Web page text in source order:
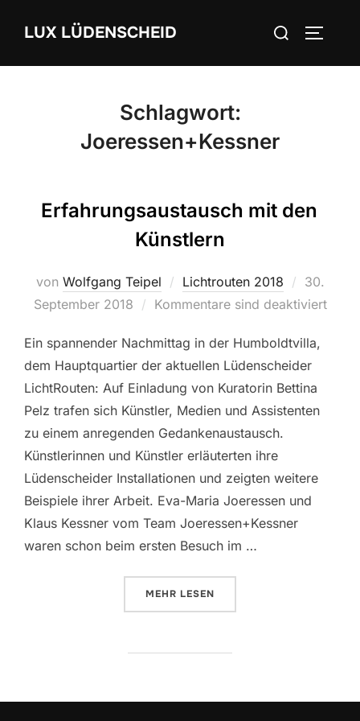
InhaltLUX LÜDENSCHEID
Suchen
Schlagwort:
Joeressen+Kessner
Erfahrungsaustausch mit den
Künstlern
von Wolfgang Teipel Lichtrouten 2018
am
30.
September 2018
Kommentare sind deaktiviert
Ein spannender Nachmittag in der Humboldtvilla,
dem Hauptquartier der aktuellen Lüdenscheider
LichtRouten: Auf Einladung von Kuratorin Bettina
Pelz trafen sich Künstler, Medien und Assistenten
zu einem anregenden Gedankenaustausch.
Künstlerinnen und Künstler erläuterten ihre
Lüdenscheider Installationen und zeigten weitere
Beispiele ihrer Arbeit. Eva-Maria Joeressen und
Klaus Kessner vom Team Joeressen+Kessner
waren schon beim ersten Besuch im …
MEHR ÜBER
LESEN